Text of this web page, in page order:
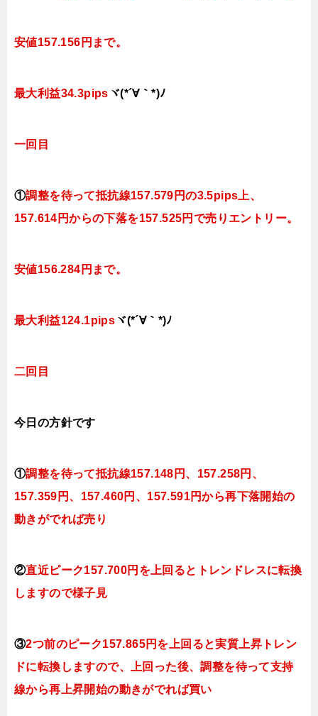
安値157.156円まで。
最大利益34.3pips ヾ(*´∀｀*)ﾉ
一回目
①調整を待って抵抗線157.579 円の3.5pips上、
157.614円からの下落を157.525円で売りエントリー。
安値156.284円まで。
最大利益124.1pips ヾ(*´∀｀*)ﾉ
二回目
今日 の方針です
①調整を待って抵抗線157.148円、157.258円 、
157.359円、157.460円、157.591円から再下落開始の
動きがでれば売り
②直近ピーク157.700円を上回るとトレンドレスに転換
しますので様子見
③2つ前のピーク157.865円を上回ると実質上昇トレン
ドに転換しますので、上回った後、調整を待って支持
線から再上昇開始の動きがでれば買い